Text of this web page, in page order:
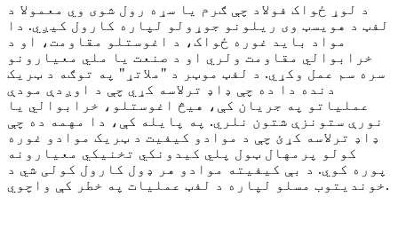
د لوړ ځواک فولاد چې ګرم یا سړه رول شوی وي معمولا د
لفټ د هویسټ وی ریلونو جوړولو لپاره کارول کیږي. دا
مواد باید غوره ځواک، د اغوستلو مقاومت، او د
خرابوالي مقاومت ولري او د صنعت یا ملي معیارونو
سره سم عمل وکړي. د لفټ موټر د "ملاتړ" په توګه د ټریک
دنده دا ده چې ډاډ ترلاسه کړي چې د اوږدې مودې
عملیاتو په جریان کې، هیڅ اغوستلو، خرابوالي یا
نورې ستونزې شتون نلري. په پایله کې، دا مهمه ده چې
ډاډ ترلاسه کړئ چې د موادو کیفیت د ټریک موادو غوره
کولو پرمهال ټول پلي کیدونکي تخنیکي معیارونه
پوره کوي. د بې کیفیته موادو هر ډول کارول کولی شي د
خوندیتوب مسلو لپاره د لفټ عملیات په خطر کې واچوي.